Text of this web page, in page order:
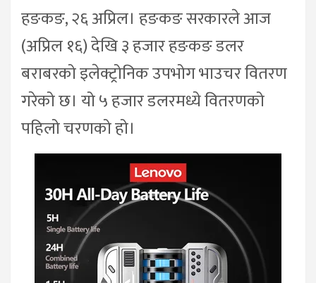
हङकङ, २६ अप्रिल। हङकङ सरकारले आज
(अप्रिल १६) देखि ३ हजार हङकङ डलर
बराबरको इलेक्ट्रोनिक उपभोग भाउचर वितरण
गरेको छ। यो ५ हजार डलरमध्ये वितरणको
पहिलो चरणको हो।